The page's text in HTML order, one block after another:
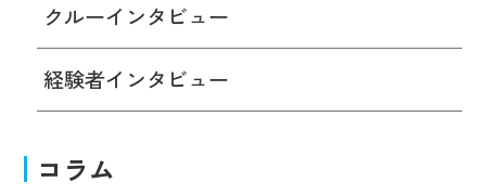
クルーインタビュー
経験者インタビュー
コラム